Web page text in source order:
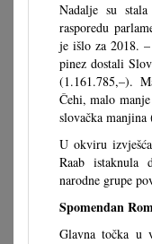
Nadalje su
rasporedu
je išlo za 2018.
pinez dostali
(1.161.785,–).
Čehi, malo
slovačka manjina
U okviru
Raab istaknula
narodne grupe
Spomendan
Glavna točka u